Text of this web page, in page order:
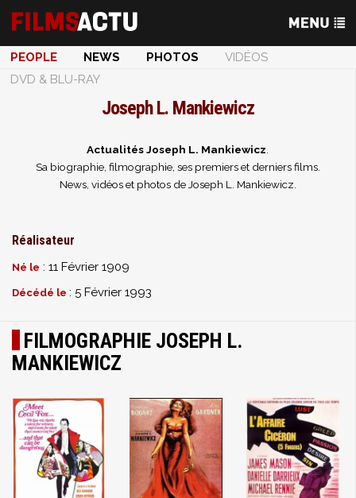
PEOPLE NEWS PHOTOS
VIDÉOS
DVD & BLU-RAY
Joseph L. Mankiewicz
Actualités Joseph L. Mankiewicz
Sa biographie, filmographie, ses premiers et derniers films.
News, vidéos et photos de Joseph L. Mankiewicz.
Réalisateur
Né le : 11 Février 1909
Décédé le : 5 Février 1993
FILMOGRAPHIE JOSEPH L.
MANKIEWICZ